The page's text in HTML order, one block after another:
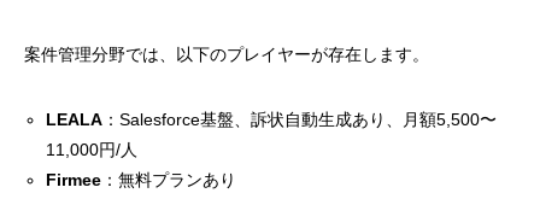
案件管理分野では、以下のプレイヤーが存在します。
LEALA ：Salesforce基盤、訴状自動生成あり、月額5,500〜
11,000円/人
Firmee ：無料プランあり